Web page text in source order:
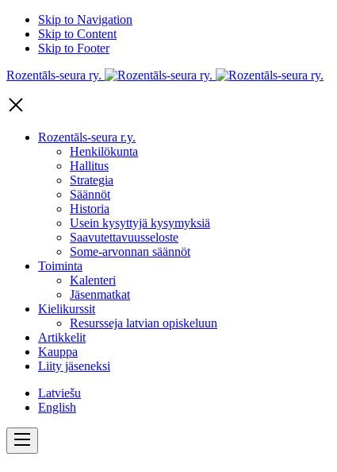
Skip to Navigation
Skip to Content
Skip to Footer
Rozentāls-seura ry.
Rozentāls-seura r.y.
Henkilökunta
Hallitus
Strategia
Säännöt
Historia
Usein kysyttyjä kysymyksiä
Saavutettavuusseloste
Some-arvonnan säännöt
Toiminta
Kalenteri
Jäsenmatkat
Kielikurssit
Resursseja latvian opiskeluun
Artikkelit
Kauppa
Liity jäseneksi
Latviešu
English